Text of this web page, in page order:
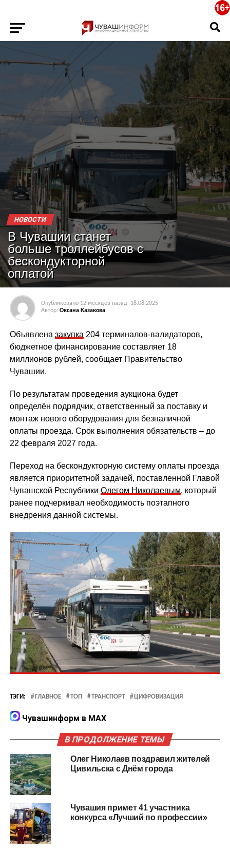
НОВОСТИ
В Чувашии станет
больше троллейбусов с
бескондукторной
оплатой
Опубликовано 12 месяцев назад
18.08.2025
Автор: Оксана Казакова
Объявлена закупка 204 терминалов-валидаторов,
бюджетное финансирование составляет 18
миллионов рублей, сообщает Правительство
Чувашии.
По результатам проведения аукциона будет
определён подрядчик, ответственный за поставку и
монтаж нового оборудования для безналичной
оплаты проезда. Срок выполнения обязательств – до
22 февраля 2027 года.
Переход на бескондукторную систему оплаты проезда
является приоритетной задачей, поставленной Главой
Чувашской Республики Олегом Николаевым, который
ранее подчеркивал необходимость поэтапного
внедрения данной системы.
ТЭГИ: ГЛАВНОЕ ТОП ТРАНСПОРТ ЦИФРОВИЗАЦИЯ
Чувашинформ в MAX
В ПРОДОЛЖЕНИЕ ТЕМЫ
Олег Николаев поздравил жителей
Цивильска с Днём города
Чувашия примет 41 участника
конкурса «Лучший по профессии»